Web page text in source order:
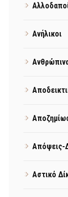
Ανήλικοι
Απόψεις-
Αστικό